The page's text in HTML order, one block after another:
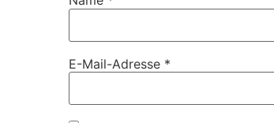
E-Mail-Adresse *